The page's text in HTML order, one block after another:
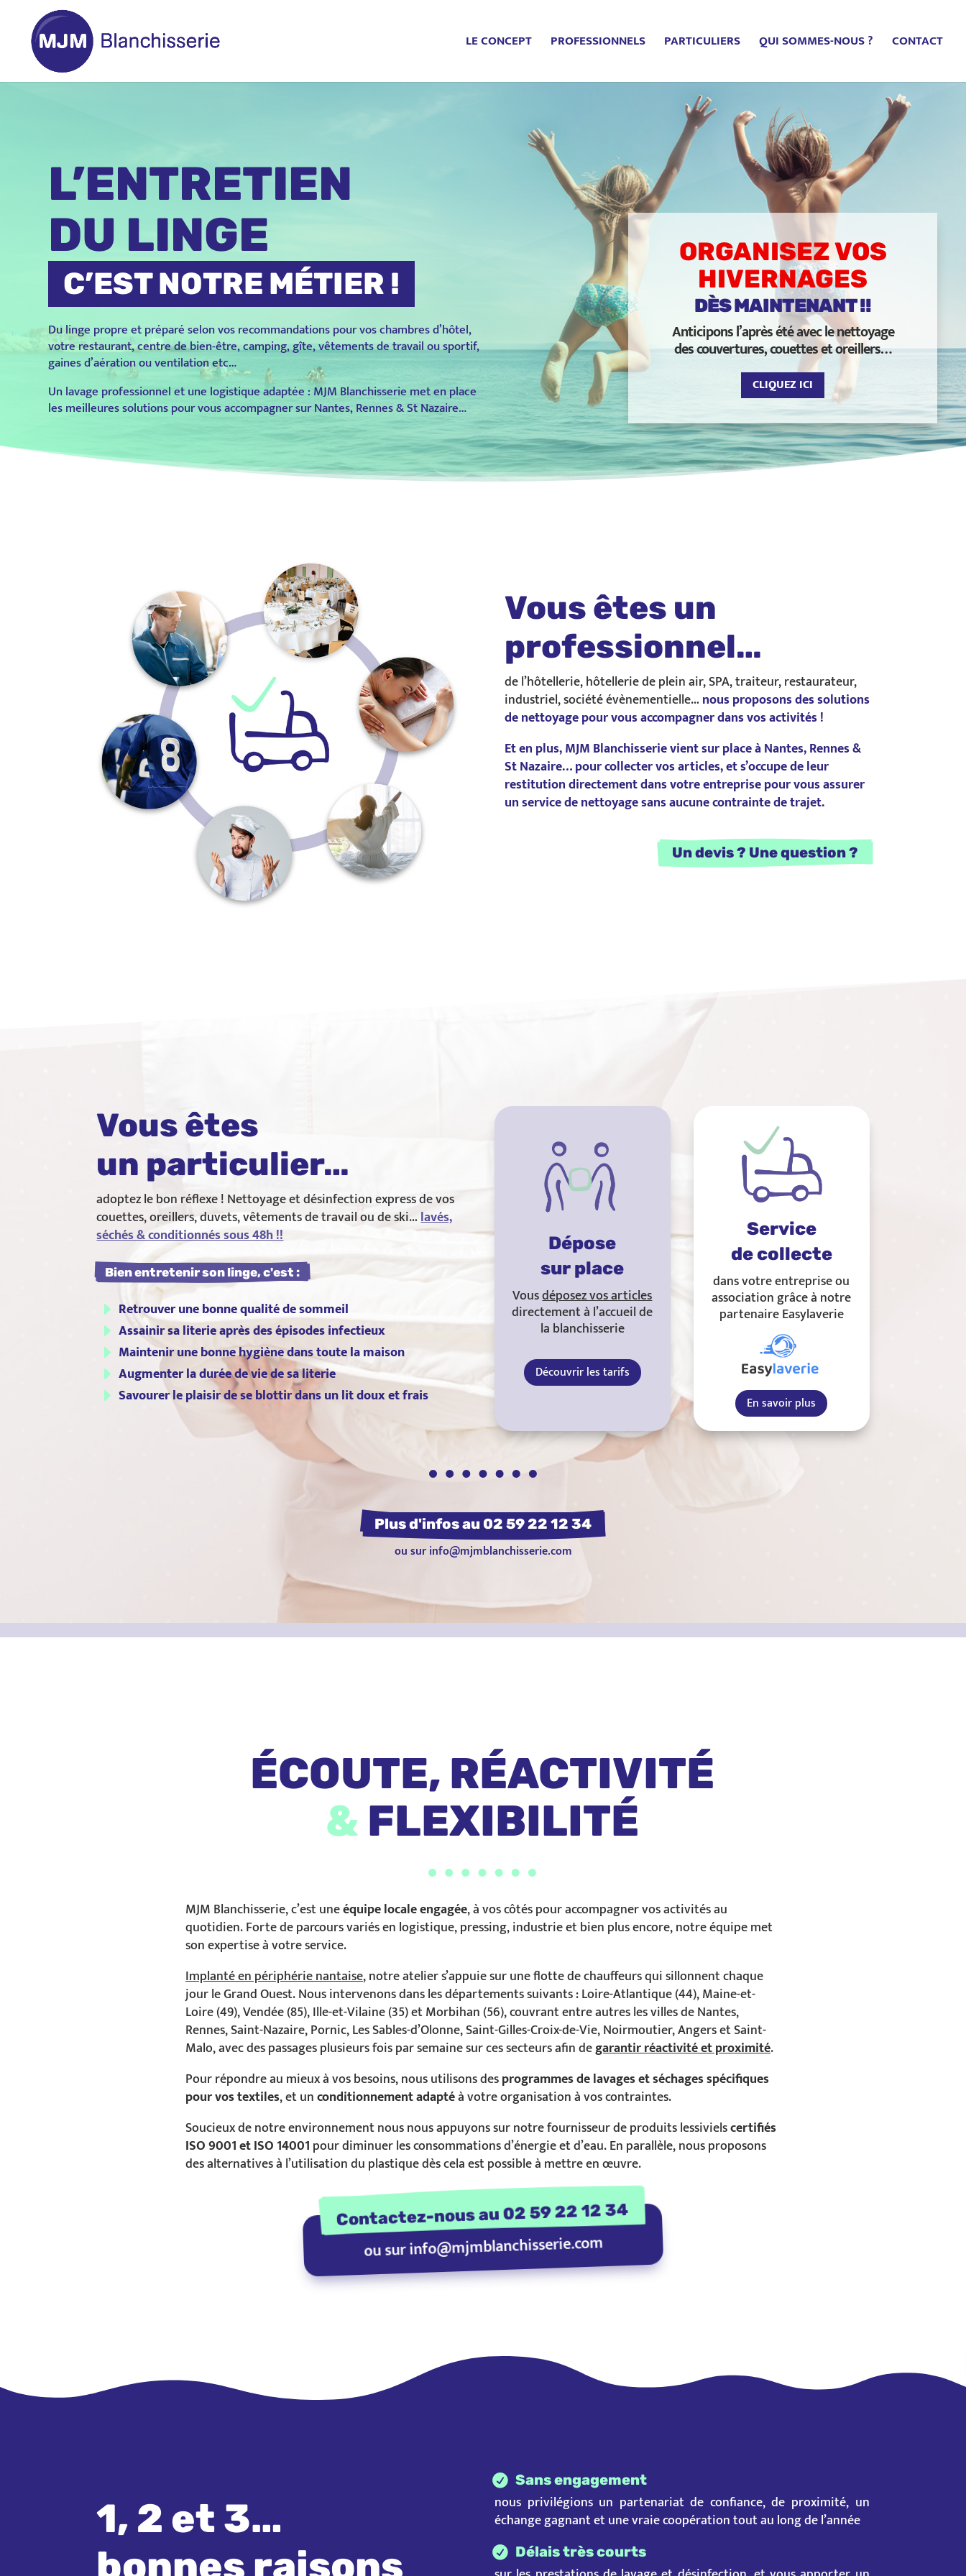
LE CONCEPT PROFESSIONNELS PARTICULIERS QUI SOMMES-NOUS ? CONTACT
L’ENTRETIEN
DU LINGE
C’EST NOTRE MÉTIER !
Du linge propre et préparé selon vos recommandations pour vos chambres d’hôtel,
votre restaurant, centre de bien-être, camping, gîte, vêtements de travail ou sportif,
gaines d’aération ou ventilation etc…
Un lavage professionnel et une logistique adaptée : MJM Blanchisserie met en place
les meilleures solutions pour vous accompagner sur Nantes, Rennes & St Nazaire…
ORGANISEZ VOS
HIVERNAGES
DÈS MAINTENANT !!
Anticipons l’après été avec le nettoyage
des couvertures, couettes et oreillers…
CLIQUEZ ICI
Vous êtes un
professionnel…
de l’hôtellerie, hôtellerie de plein air, SPA, traiteur, restaurateur,
industriel, société évènementielle… nous proposons des solutions
de nettoyage pour vous accompagner dans vos activités !
Et en plus, MJM Blanchisserie vient sur place à Nantes, Rennes &
St Nazaire… pour collecter vos articles, et s’occupe de leur
restitution directementdans votre entreprisepour vous assurer
un service de nettoyage sans aucune contrainte de trajet.
    Un devis ? Une question ?
Vous êtes
un particulier…
adoptez le bon réflexe ! Nettoyage et désinfection express de vos
couettes, oreillers, duvets, vêtements de travail ou de ski…lavés,
séchés & conditionnés sous 48h !!
    Bien entretenir son linge, c'est :
E Retrouver une bonne qualité de sommeil
E Assainir sa literie après des épisodes infectieux
E Maintenir une bonne hygiène dans toute la maison
E Augmenter la durée de vie de sa literie
E Savourer le plaisir de se blottir dans un lit doux et frais
Dépose
sur place
Vousdéposez vos articles
directement à l’accueil de
la blanchisserie
Découvrir les tarifs
Service
de collecte
dans votre entreprise ou
association grâce à notre
partenaire Easylaverie
En savoir plus
    Plus d'infos au 02 59 22 12 34
ou surinfo@mjmblanchisserie.com
ÉCOUTE, RÉACTIVITÉ
& FLEXIBILITÉ
MJM Blanchisserie, c’est uneéquipe locale engagée, à vos côtés pour accompagner vos activités au
quotidien. Forte de parcours variés en logistique, pressing, industrie et bien plus encore, notre équipe met
son expertise à votre service.
Implanté en périphérie nantaise, notre atelier s’appuie sur une flotte de chauffeurs qui sillonnent chaque
jour le Grand Ouest. Nous intervenons dans les départements suivants : Loire-Atlantique (44), Maine-et-
Loire (49), Vendée (85), Ille-et-Vilaine (35) et Morbihan (56), couvrant entre autres les villes de Nantes,
Rennes, Saint-Nazaire, Pornic, Les Sables-d’Olonne, Saint-Gilles-Croix-de-Vie, Noirmoutier, Angers et Saint-
Malo, avec des passages plusieurs fois par semaine sur ces secteurs afin degarantir réactivité et proximité.
Pour répondre au mieux à vos besoins, nous utilisons desprogrammes de lavages et séchages spécifiques
pour vos textiles, et unconditionnement adaptéà votre organisation à vos contraintes.
Soucieux de notre environnement nous nous appuyons sur notre fournisseur de produits lessivielscertifiés
ISO 9001 et ISO 14001 pour diminuer les consommations d’énergie et d’eau. En parallèle, nous proposons
des alternatives à l’utilisation du plastique dès cela est possible à mettre en œuvre.
    Contactez-nous au 02 59 22 12 34
ou surinfo@mjmblanchisserie.com
1, 2 et 3…
bonnes raisons
Sans engagement
nous privilégions un partenariat de confiance, de proximité, un
échange gagnant et une vraie coopération tout au long de l’année
Délais très courts